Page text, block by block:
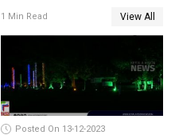
1 Min Read View All
Posted On 13-12-2023